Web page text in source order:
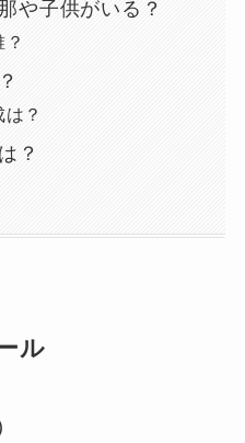
や子供がいる？
？
？
ル